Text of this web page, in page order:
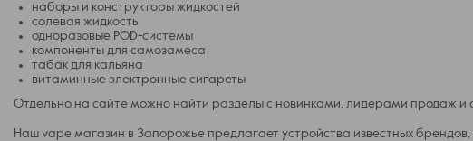
наборы и конструкторы жидкостей
солевая жидкость
одноразовые POD-системы
компоненты для самозамеса
табак для кальяна
витаминные электронные сигареты
Отдельно на сайте можно найти разделы с новинками, лидерами продаж и
Наш vаре магазин в Запорожье предлагает устройства известных